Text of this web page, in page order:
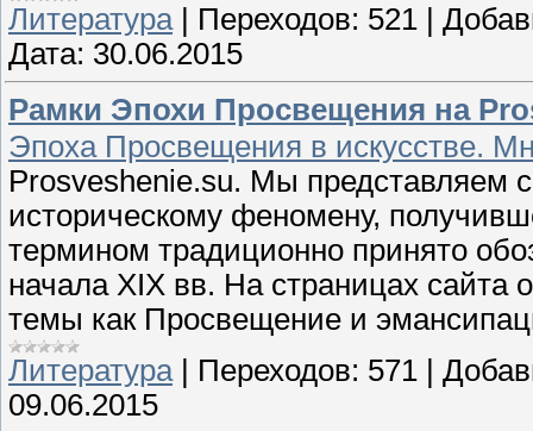
Литература | Переходов: 521 |
Дата: 30.06.2015
Рамки Эпохи Просвещения на
Эпоха Просвещения в искусстве.
Prosveshenie.su. Мы представляем
историческому феномену,
термином традиционно принято
начала XIX вв. На страницах сайта
темы как Просвещение и
Литература| Переходов: 571
09.06.2015